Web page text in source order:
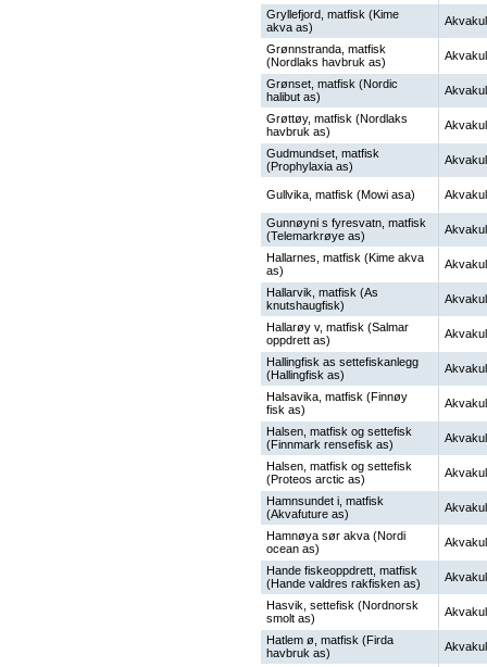
Gryllefjord, matfisk (Kime
akva as)
Grønnstranda, matfisk
(Nordlaks havbruk as)
Grønset, matfisk (Nordic
halibut as)
Grøttøy, matfisk (Nordlaks
havbruk as)
Gudmundset, matfisk
(Prophylaxia as)
Gullvika, matfisk (Mowi asa)
Gunnøyni s fyresvatn, matfisk
(Telemarkrøye as)
Hallarnes, matfisk (Kime akva
as)
Hallarvik, matfisk (As
knutshaugfisk)
Hallarøy v, matfisk (Salmar
oppdrett as)
Hallingfisk as settefiskanlegg
(Hallingfisk as)
Halsavika, matfisk (Finnøy
fisk as)
Halsen, matfisk og settefisk
(Finnmark rensefisk as)
Halsen, matfisk og settefisk
(Proteos arctic as)
Hamnsundet i, matfisk
(Akvafuture as)
Hamnøya sør akva (Nordi
ocean as)
Hande fiskeoppdrett, matfisk
(Hande valdres rakfisken as)
Hasvik, settefisk (Nordnorsk
smolt as)
Hatlem ø, matfisk (Firda
havbruk as)